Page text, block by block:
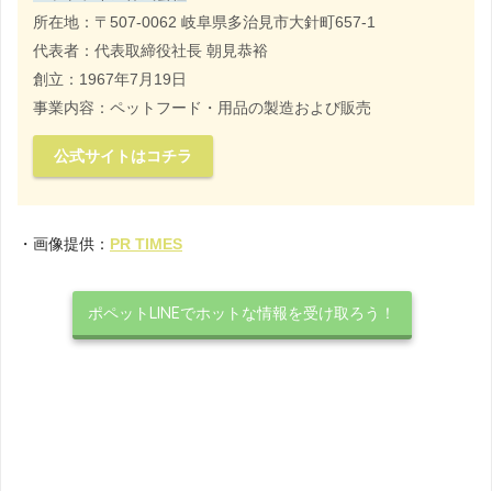
所在地：〒507-0062 岐阜県多治見市大針町657-1
代表者：代表取締役社長 朝見恭裕
創立：1967年7月19日
事業内容：ペットフード・用品の製造および販売
公式サイトはコチラ
・画像提供： PR TIMES
ポペットLINEでホットな情報を受け取ろう！